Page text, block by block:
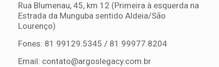
Rua Blumenau, 45, km 12 (Primeira à esquerda na
Estrada da Munguba sentido Aldeia/São
Lourenço)
Fones: 81 99129.5345 / 81 99977.8204
Email: contato@argoslegacy.com.br